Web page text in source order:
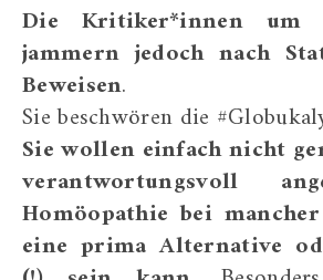
Die Kritiker*innen um
jammern jedoch nach
Beweisen.
Sie beschwören die
Sie wollen einfach nicht
verantwortungsvoll
Homöopathie bei
eine prima Alternative